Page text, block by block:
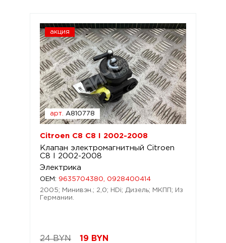
акция
арт. A810778
Citroen C8 C8 I 2002-2008
Клапан электромагнитный Citroen
C8 I 2002-2008
Электрика
OEM: 9635704380, 0928400414
2005; Минивэн.; 2,0; HDi; Дизель; МКПП; Из
Германии.
24 BYN 19 BYN